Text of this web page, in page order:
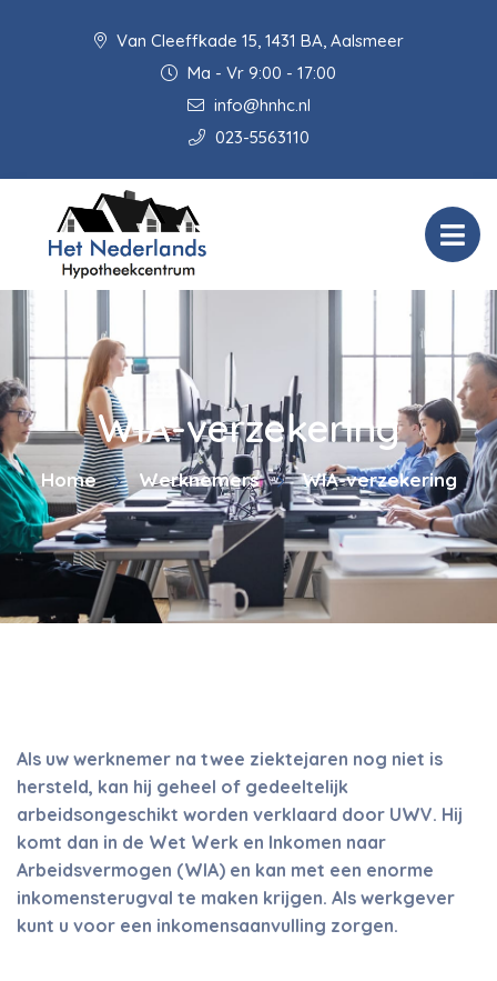
Van Cleeffkade 15, 1431 BA, Aalsmeer
Ma - Vr 9:00 - 17:00
info@hnhc.nl
023-5563110
WIA-verzekering
Home Werknemers WIA-verzekering
Als uw werknemer na twee ziektejaren nog niet is
hersteld, kan hij geheel of gedeeltelijk
arbeidsongeschikt worden verklaard door UWV. Hij
komt dan in de Wet Werk en Inkomen naar
Arbeidsvermogen (WIA) en kan met een enorme
inkomensterugval te maken krijgen. Als werkgever
kunt u voor een inkomensaanvulling zorgen.